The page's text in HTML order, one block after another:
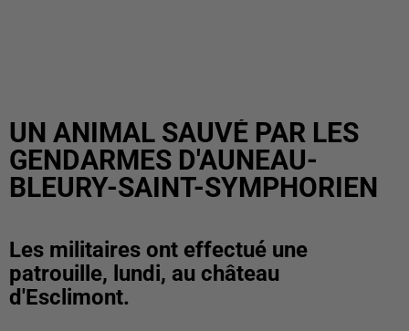
UN ANIMAL SAUVÉ PAR LES
GENDARMES D'AUNEAU-
BLEURY-SAINT-SYMPHORIEN
Les militaires ont effectué une
patrouille, lundi, au château
d'Esclimont.